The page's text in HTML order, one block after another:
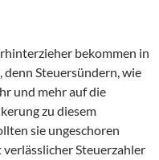
bekommen in
Steuersündern, wie
und mehr auf die
zu diesem
sie ungeschoren
Steuerzahler